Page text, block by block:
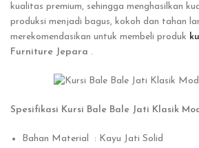
kualitas premium, sehingga menghasilkan
produksi menjadi bagus, kokoh dan tahan
merekomendasikan untuk membeli produk
Furniture Jepara .
Spesifikasi Kursi Bale Bale Jati Klasik
Bahan Material : Kayu Jati Solid